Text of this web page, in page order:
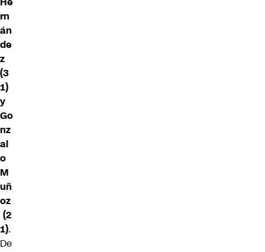
rn
án
de
z
(3
1)
y
Go
nz
al
o
M
uñ
oz
(2
1).
De